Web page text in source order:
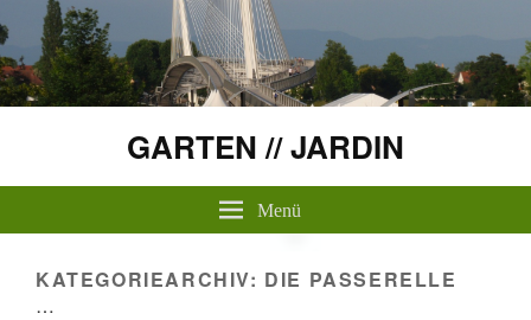
GARTEN // JARDIN
Menü
KATEGORIEARCHIV: DIE PASSERELLE
…